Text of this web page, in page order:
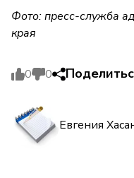
Фото: пресс-служба
края
0 0
Евгения